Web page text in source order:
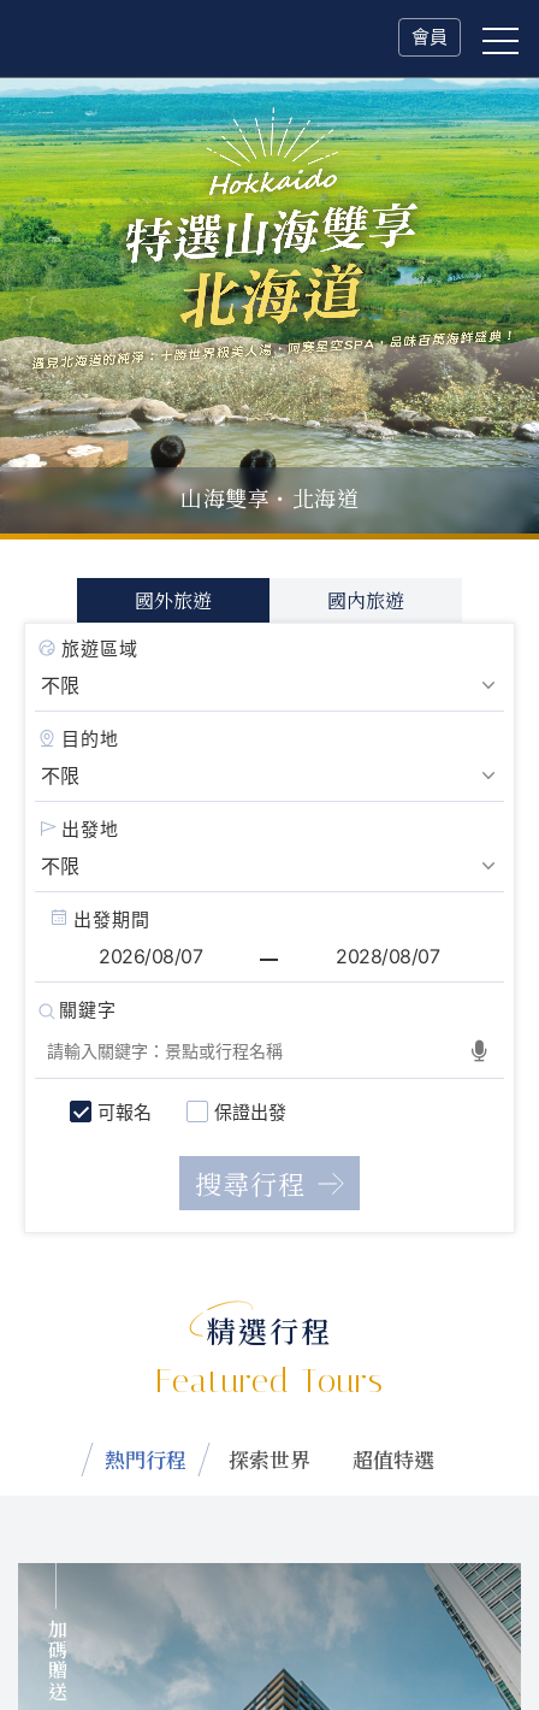
會員
父親節．限時特別企劃
一人旅行Solo Travel
山海雙享・北海道冬日慢旅・奧捷德
國外旅遊 國內旅遊
旅遊區域
目的地
出發地
出發期間
可報名 保證出發
精選行程
Featured Tours
熱門行程 探索世界 超值特選
加碼贈送